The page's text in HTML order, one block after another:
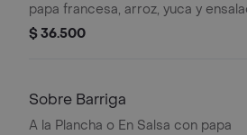
papa francesa, arroz, yuca y
de la casa
$ 36.500
Sobre Barriga
A la Plancha o En Salsa con papa